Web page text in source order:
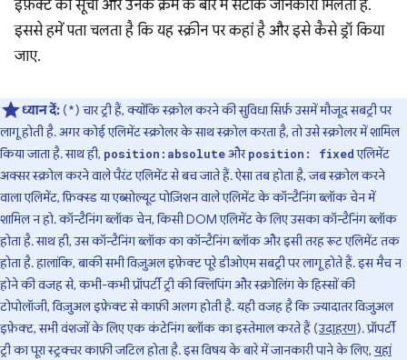
इफ़ेक्ट की सूची और उनके क्रम के बारे में सटीक जानकारी मिलती है.
इससे हमें पता चलता है कि यह स्क्रीन पर कहां है और इसे कैसे ड्रॉ किया
जाए.
ध्यान दें: (*) चार ट्री हैं, क्योंकि स्क्रोल करने की सुविधा सिर्फ़ उसमें मौजूद सबट्री पर
लागू होती है. अगर कोई एलिमेंट स्क्रोलर के साथ स्क्रोल करता है, तो उसे स्क्रोलर में शामिल
किया जाता है. साथ ही, position:absoluteऔरposition: fixedएलिमेंट
अक्सर स्क्रोल करने वाले पैरंट एलिमेंट से बच जाते हैं. ऐसा तब होता है, जब स्क्रोल करने
वाला एलिमेंट, फ़िक्स्ड या एब्सोल्यूट पोज़िशन वाले एलिमेंट के कॉन्टैनिंग ब्लॉक चेन में
शामिल न हो. कॉन्टैनिंग ब्लॉक चेन, किसी DOM एलिमेंट के लिए उसका कॉन्टैनिंग ब्लॉक
होता है. साथ ही, उस कॉन्टैनिंग ब्लॉक का कॉन्टैनिंग ब्लॉक और इसी तरह रूट एलिमेंट तक
होता है. हालांकि, बाकी सभी विज़ुअल इफ़ेक्ट पूरे डीओएम सबट्री पर लागू होते हैं. इस मैच न
होने की वजह से, कभी-कभी प्रॉपर्टी ट्री की क्लिपिंग और स्क्रोलिंग के हिस्सों की
टोपोलॉजी, विज़ुअल इफ़ेक्ट से काफ़ी अलग होती है. यही वजह है कि ज़्यादातर विज़ुअल
इफ़ेक्ट, सभी वंशजों के लिए एक कंटेनिंग ब्लॉक का इस्तेमाल करते हैं (उदाहरण). प्रॉपर्टी
ट्री का पूरा स्ट्रक्चर काफ़ी जटिल होता है. इस विषय के बारे में जानकारी पाने के लिए,यहां